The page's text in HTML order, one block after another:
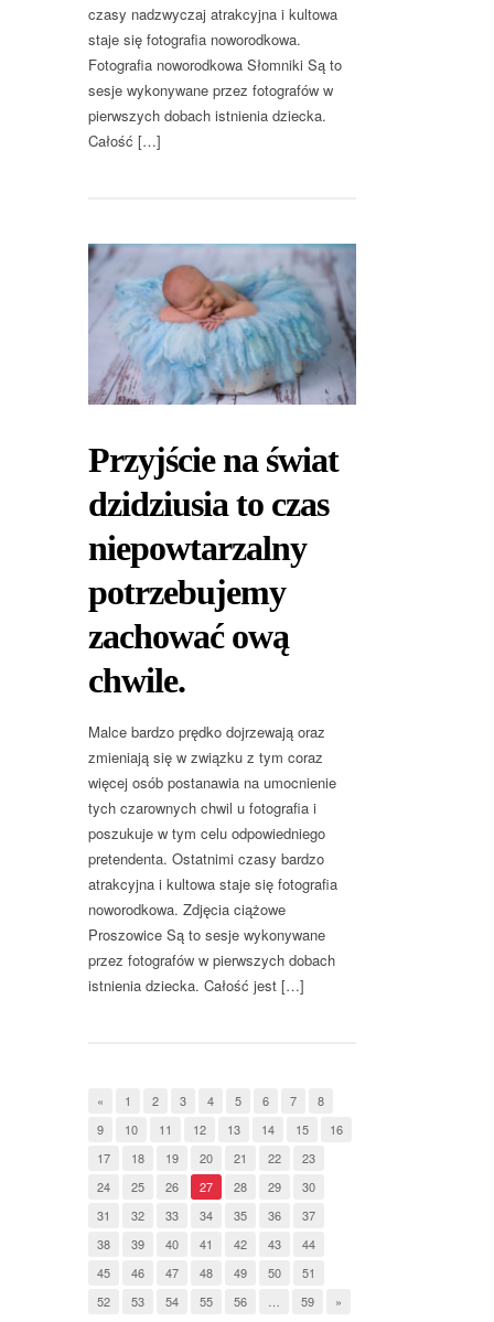
czasy nadzwyczaj atrakcyjna i kultowa
staje się fotografia noworodkowa.
Fotografia noworodkowa Słomniki Są to
sesje wykonywane przez fotografów w
pierwszych dobach istnienia dziecka.
Całość […]
Przyjście na świat
dzidziusia to czas
niepowtarzalny
potrzebujemy
zachować ową
chwile.
Malce bardzo prędko dojrzewają oraz
zmieniają się w związku z tym coraz
więcej osób postanawia na umocnienie
tych czarownych chwil u fotografia i
poszukuje w tym celu odpowiedniego
pretendenta. Ostatnimi czasy bardzo
atrakcyjna i kultowa staje się fotografia
noworodkowa. Zdjęcia ciążowe
Proszowice Są to sesje wykonywane
przez fotografów w pierwszych dobach
istnienia dziecka. Całość jest […]
« 1 2 3 4 5 6 7
8
9
10 11 12 13 14 15
16
17
18 19 20 21 22
23
24
25 26 27 28 29
30
31
32 33 34 35 36
37
38
39 40 41 42 43
44
45
46 47 48 49 50
51
52
53 54 55 56 59 »